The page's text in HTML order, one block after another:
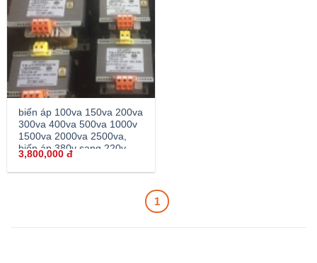
biến áp 100va 150va 200va
300va 400va 500va 1000v
1500va 2000va 2500va,
biến áp 380v sang 220v,
biến áp đổi nguồn 380v
sang 200v 220v,
3,800,000đ
1